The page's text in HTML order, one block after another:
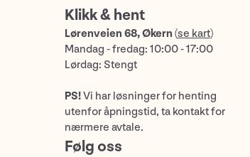
Klikk & hent
Lørenveien 68, Økern (se kart)
Mandag - fredag: 10:00 - 17:00
Lørdag: Stengt
PS!Vi har løsninger for henting
utenfor åpningstid, ta kontakt for
nærmere avtale.
Følg oss